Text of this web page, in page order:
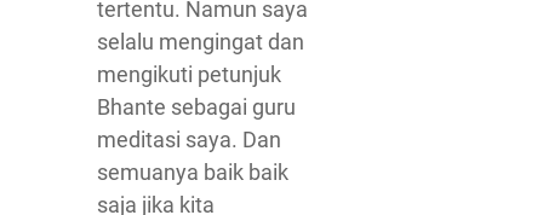
tertentu. Namun saya
selalu mengingat dan
mengikuti petunjuk
Bhante sebagai guru
meditasi saya. Dan
semuanya baik baik
saja jika kita